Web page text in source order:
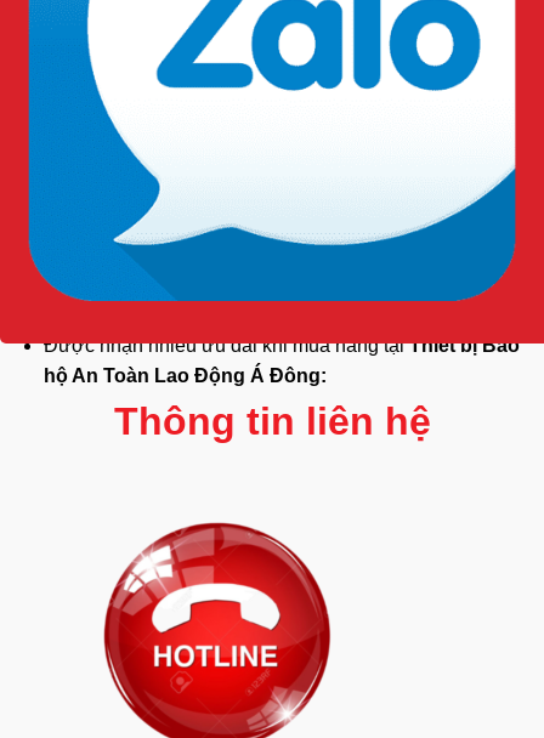
Giao hàng miễn phí đơn hàng số lượng nhiều trong
TP.HCMTư vấn miễn phí 24/7
Bảo hành nhanh và đổi hàng nếu bị lỗi do nhà sản
Được nhận nhiều ưu đãi khi mua hàng tạiThiết bị Bảo
hộ An Toàn Lao Động Á Đông:
Thông tin liên hệ